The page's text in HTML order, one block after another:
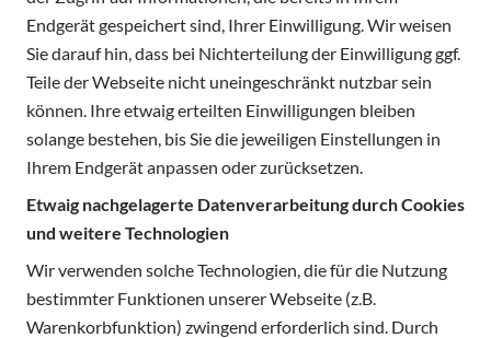
Endgerät gespeichert sind, Ihrer Einwilligung. Wir weisen
Sie darauf hin, dass bei Nichterteilung der Einwilligung ggf.
Teile der Webseite nicht uneingeschränkt nutzbar sein
können. Ihre etwaig erteilten Einwilligungen bleiben
solange bestehen, bis Sie die jeweiligen Einstellungen in
Ihrem Endgerät anpassen oder zurücksetzen.
Etwaig nachgelagerte Datenverarbeitung durch Cookies
und weitere Technologien
Wir verwenden solche Technologien, die für die Nutzung
bestimmter Funktionen unserer Webseite (z.B.
Warenkorbfunktion) zwingend erforderlich sind. Durch